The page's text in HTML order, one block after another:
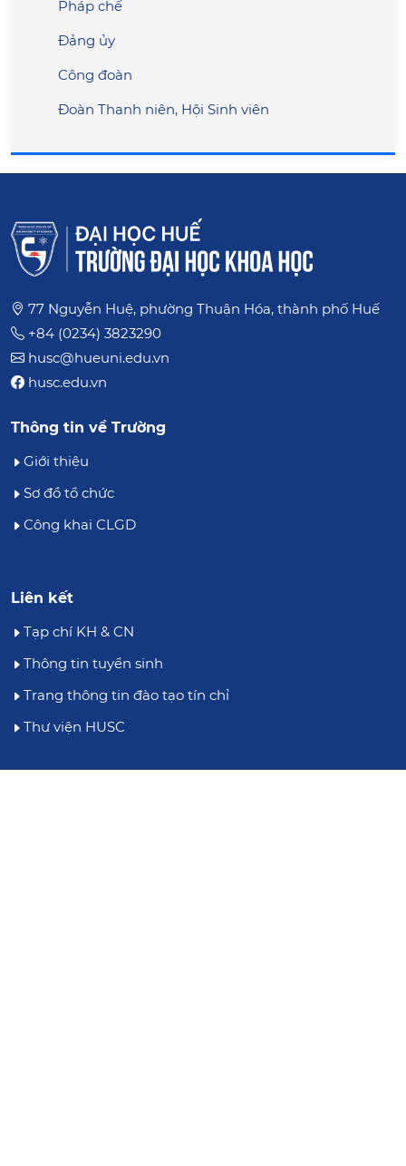
Pháp chế
Đảng ủy
Công đoàn
Đoàn Thanh niên, Hội Sinh viên
77 Nguyễn Huệ, phường Thuận Hóa, thành phố Huế
+84 (0234) 3823290
husc@hueuni.edu.vn
husc.edu.vn
Thông tin về Trường
Giới thiệu
Sơ đồ tổ chức
Công khai CLGD
Liên kết
Tạp chí KH & CN
Thông tin tuyển sinh
Trang thông tin đào tạo tín chỉ
Thư viện HUSC